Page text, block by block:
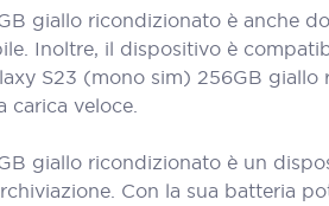
giallo ricondizionato è anche
Inoltre, il dispositivo è
S23 (mono sim) 256GB
carica veloce.
giallo ricondizionato è un
Con la sua batteria